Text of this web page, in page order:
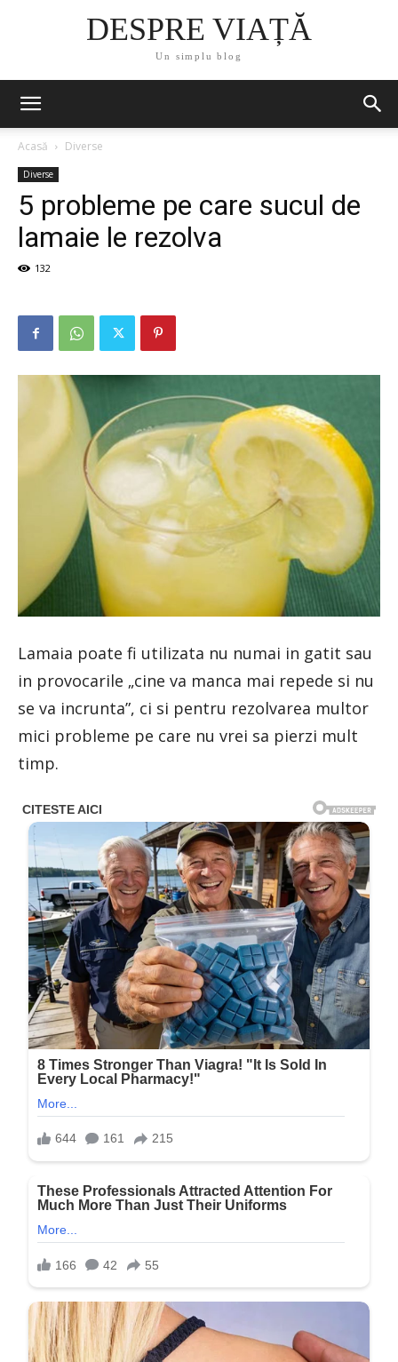
DESPRE VIAȚĂ
Un simplu blog
Acasă Diverse
Diverse
5 probleme pe care sucul de
lamaie le rezolva
132
Lamaia poate fi utilizata nu numai in gatit sau
in provocarile „cine va manca mai repede si nu
se va incrunta”, ci si pentru rezolvarea multor
mici probleme pe care nu vrei sa pierzi mult
timp.